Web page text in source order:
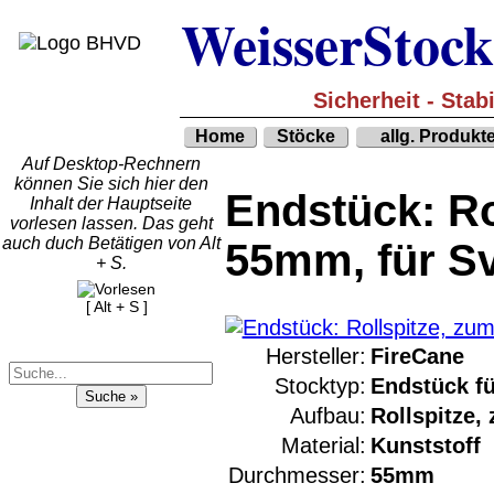
Diese Website nutzt Cookies, um bestmögliche
This website uses cookies to provide the best possible
Mehr Infos
WeisserS
Sicherheit -
Home Stöcke allg.
Auf Desktop-Rechnern
können Sie sich hier den
Inhalt der Hauptseite
vorlesen lassen. Das geht
auch duch Betätigen von Alt
+ S.
[ Alt + S ]
Endstück:
55mm, für
Hersteller: FireCane
Stocktyp: Endstück
Aufbau: Rollspitze,
Material: Kunststoff
Durchmesser: 55mm
Versandkosten DHL
bis 5kg
Deutschland
Deutschland Vorkasse:
6.95 €
Deutschland PayPal:
€
EU (inkl. Schweiz)
Vorkasse: 20.00 €
EU (inkl. Schweiz)